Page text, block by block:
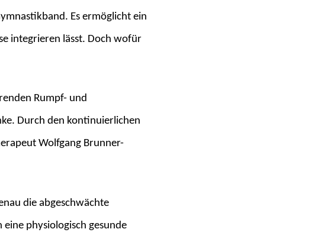
Es ermöglicht ein
integrieren lässt. Doch wofür
Rumpf- und
Durch den kontinuierlichen
Wolfgang Brunner-
die abgeschwächte
physiologisch gesunde